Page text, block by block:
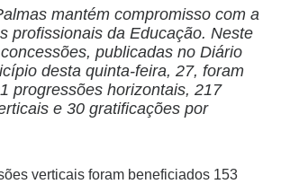
mantém compromisso com a
profissionais da Educação. Neste
publicadas no Diário
desta quinta-feira, 27, foram
progressões horizontais, 217
e 30 gratificações por
verticais foram beneficiados 153